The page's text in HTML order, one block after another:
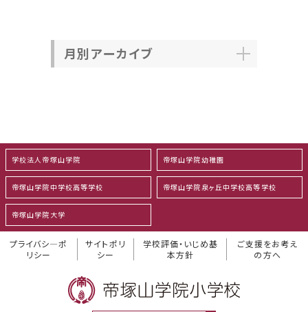
月別アーカイブ
学校法人帝塚山学院 帝塚山学院幼稚園
帝塚山学院中学校高等学校 帝塚山学院泉ヶ丘中学校高等学校
帝塚山学院大学
プライバシ―ポ
リシー
サイトポリ
シー
学校評価・いじめ基
本方針
ご支援をお考え
の方へ